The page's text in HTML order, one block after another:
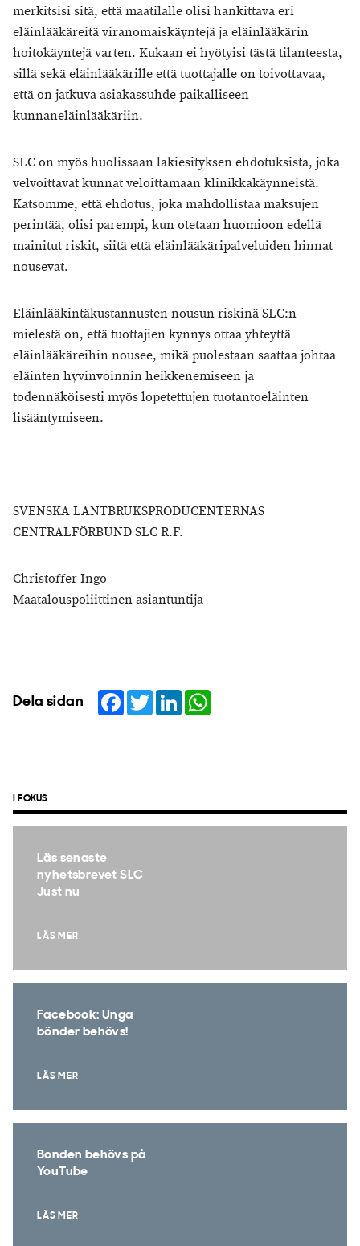
merkitsisi sitä, että maatilalle olisi hankittava eri
eläinlääkäreitä viranomaiskäyntejä ja eläinlääkärin
hoitokäyntejä varten. Kukaan ei hyötyisi tästä tilanteesta,
sillä sekä eläinlääkärille että tuottajalle on toivottavaa,
että on jatkuva asiakassuhde paikalliseen
kunnaneläinlääkäriin.
SLC on myös huolissaan lakiesityksen ehdotuksista, joka
velvoittavat kunnat veloittamaan klinikkakäynneistä.
Katsomme, että ehdotus, joka mahdollistaa maksujen
perintää, olisi parempi, kun otetaan huomioon edellä
mainitut riskit, siitä että eläinlääkäripalveluiden hinnat
nousevat.
Eläinlääkintäkustannusten nousun riskinä SLC:n
mielestä on, että tuottajien kynnys ottaa yhteyttä
eläinlääkäreihin nousee, mikä puolestaan saattaa johtaa
eläinten hyvinvoinnin heikkenemiseen ja
todennäköisesti myös lopetettujen tuotantoeläinten
lisääntymiseen.
SVENSKA LANTBRUKSPRODUCENTERNAS
CENTRALFÖRBUND SLC R.F.
Christoffer Ingo
Maatalouspoliittinen asiantuntija
Dela sidan Facebook
TwitterLinkedIn
I FOKUS
Läs senaste
nyhetsbrevet SLC
Just nu
LÄS MER
Facebook: Unga
bönder behövs!
LÄS MER
Bonden behövs på
YouTube
LÄS MER